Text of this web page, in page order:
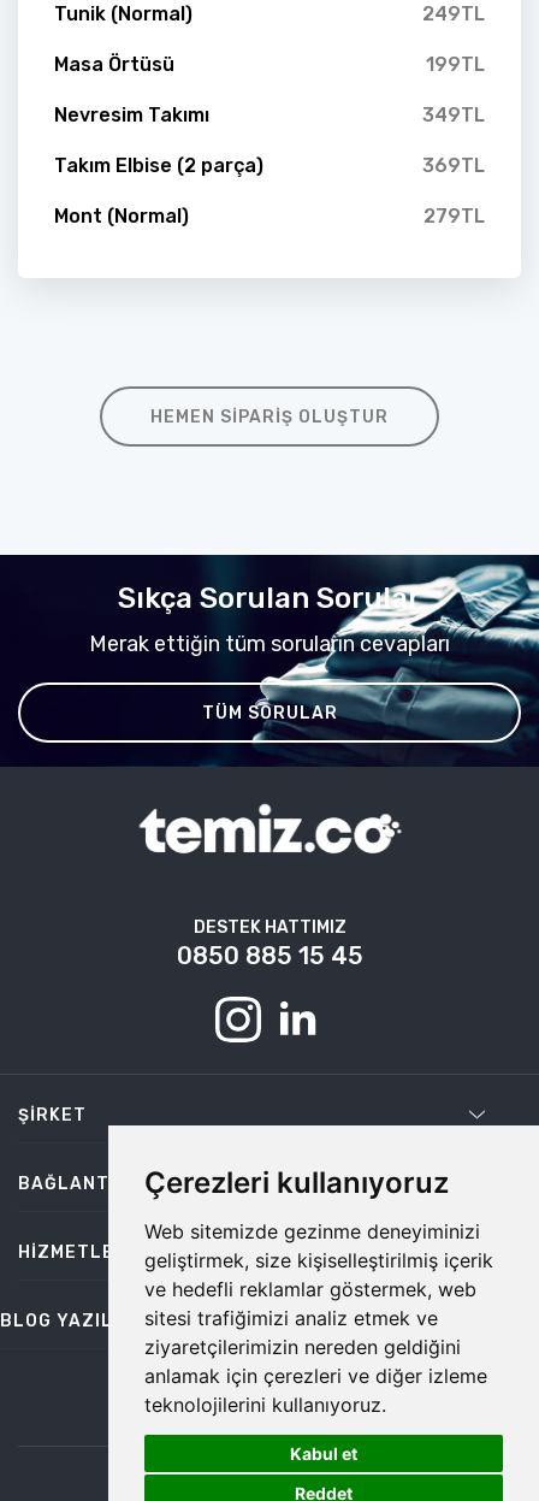
Çerezleri kullanıyoruz
Web sitemizde gezinme deneyiminizi
geliştirmek, size kişiselleştirilmiş içerik
ve hedefli reklamlar göstermek, web
sitesi trafiğimizi analiz etmek ve
ziyaretçilerimizin nereden geldiğini
anlamak için çerezleri ve diğer izleme
teknolojilerini kullanıyoruz.
Kabul et
Reddet
Tunik (Normal) 249TL
Masa Örtüsü 199TL
Nevresim Takımı 349TL
Takım Elbise (2 parça) 369TL
Mont (Normal) 279TL
HEMEN SIPARIŞ OLUŞTUR
Sıkça Sorulan Sorular
Merak ettiğin tüm soruların cevapları
TÜM SORULAR
DESTEK HATTIMIZ
0850 885 15 45
ŞIRKET
BAĞLANTILAR
HIZMETLER
BLOG YAZILARI
bilgi@temiz.co
©2026 Temiz, Her Hakkı Saklıdır.